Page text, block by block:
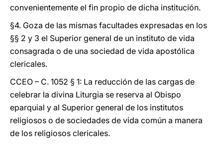
convenientemente el fin propio de dicha institución.
§4. Goza de las mismas facultades expresadas en los
§§ 2 y 3 el Superior general de un instituto de vida
consagrada o de una sociedad de vida apostólica
clericales.
CCEO – C. 1052 § 1: La reducción de las cargas de
celebrar la divina Liturgia se reserva al Obispo
eparquial y al Superior general de los institutos
religiosos o de sociedades de vida común a manera
de los religiosos clericales.